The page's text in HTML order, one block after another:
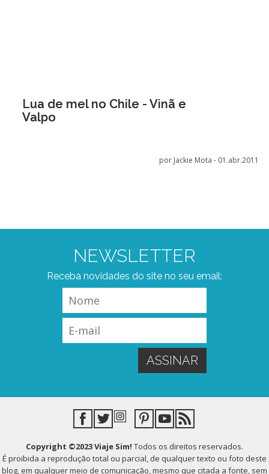
Lua de mel no Chile - Vinã e
Valpo
por Jackie Mota - 01.abr.2011
NEWSLETTER
Receba novidades do site no seu email:
Copyright ©2023 Viaje Sim! Todos os direitos reservados.
É proibida a reprodução total ou parcial, de qualquer texto ou foto deste
blog, em qualquer meio de comunicação, mesmo que citada a fonte, sem